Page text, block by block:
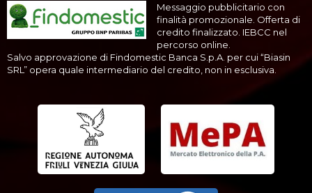
Messaggio pubblicitario con
finalità promozionale. Offerta di
credito finalizzato. IEBCC nel
percorso online.
Salvo approvazione di Findomestic Banca S.p.A. per cui “Biasin
SRL” opera quale intermediario del credito, non in esclusiva.